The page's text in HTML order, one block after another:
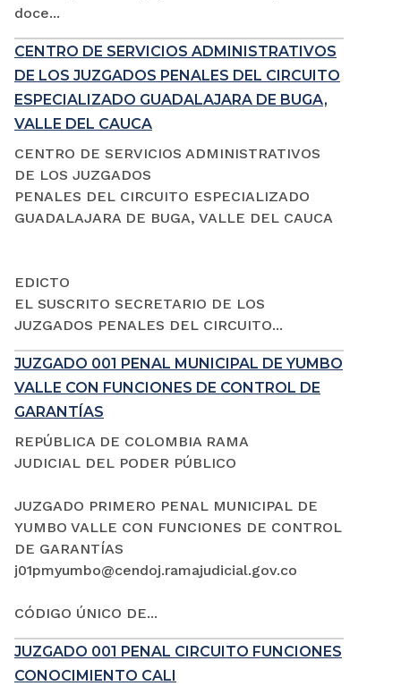
doce...
CENTRO DE SERVICIOS ADMINISTRATIVOS
DE LOS JUZGADOS PENALES DEL CIRCUITO
ESPECIALIZADO GUADALAJARA DE BUGA,
VALLE DEL CAUCA
CENTRO DE SERVICIOS ADMINISTRATIVOS
DE LOS JUZGADOS
PENALES DEL CIRCUITO ESPECIALIZADO
GUADALAJARA DE BUGA, VALLE DEL CAUCA
EDICTO
EL SUSCRITO SECRETARIO DE LOS
JUZGADOS PENALES DEL CIRCUITO...
JUZGADO 001 PENAL MUNICIPAL DE YUMBO
VALLE CON FUNCIONES DE CONTROL DE
GARANTÍAS
REPÚBLICA DE COLOMBIA RAMA
JUDICIAL DEL PODER PÚBLICO
JUZGADO PRIMERO PENAL MUNICIPAL DE
YUMBO VALLE CON FUNCIONES DE CONTROL
DE GARANTÍAS
j01pmyumbo@cendoj.ramajudicial.gov.co
CÓDIGO ÚNICO DE...
JUZGADO 001 PENAL CIRCUITO FUNCIONES
CONOCIMIENTO CALI